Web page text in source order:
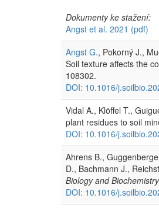
Dokumenty ke stažení:
Angst et al. 2021 (pdf)
Angst G., Pokorný J.,
Soil texture affects the
108302.
DOI: 10.1016/
Vidal A., Klöffel T.,
plant residues to soil
DOI: 10.1016/
Ahrens B.,
D., Bachmann J.,
Biology and Biochemistry
DOI: 10.1016/